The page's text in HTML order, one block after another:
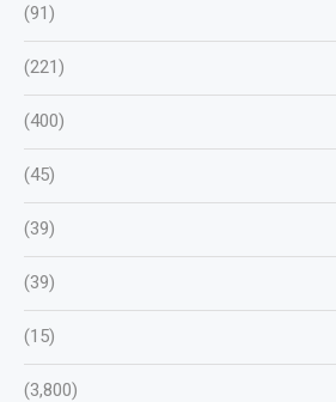
(91)
(221)
(400)
(45)
(39)
(39)
(15)
(3,800)